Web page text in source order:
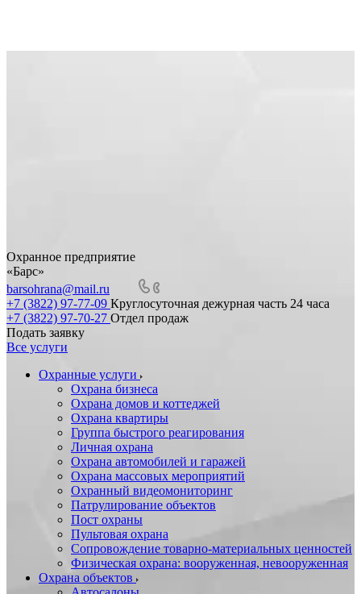
Охранное предприятие
«Барс»
barsohrana@mail.ru
+7 (3822) 97-77-09 Круглосуточная дежурная часть 24 часа
+7 (3822) 97-70-27 Отдел продаж
Подать заявку
Все услуги
Охранные услуги
Охрана бизнеса
Охрана домов и коттеджей
Охрана квартиры
Группа быстрого реагирования
Личная охрана
Охрана автомобилей и гаражей
Охрана массовых мероприятий
Охранный видеомониторинг
Патрулирование объектов
Пост охраны
Пультовая охрана
Сопровождение товарно-материальных ценностей
Физическая охрана: вооруженная, невооруженная
Охрана объектов